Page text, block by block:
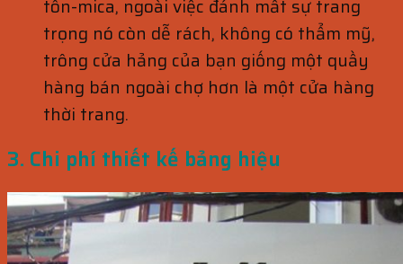
tôn-mica, ngoài việc đánh mất sự trang
trọng nó còn dễ rách, không có thẩm mỹ,
trông cửa hảng của bạn giống một quầy
hàng bán ngoài chợ hơn là một cửa hàng
thời trang.
3. Chi phí thiết kế bảng hiệu